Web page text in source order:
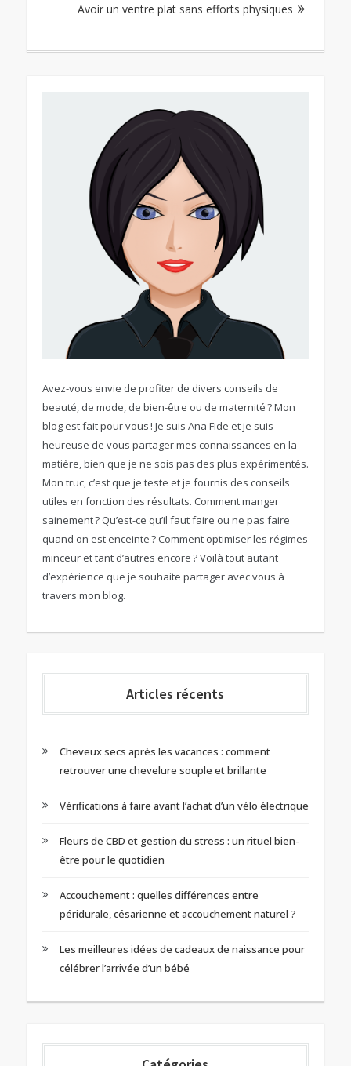
Avoir un ventre plat sans efforts physiques
Avez-vous envie de profiter de divers conseils de
beauté, de mode, de bien-être ou de maternité ? Mon
blog est fait pour vous ! Je suis Ana Fide et je suis
heureuse de vous partager mes connaissances en la
matière, bien que je ne sois pas des plus expérimentés.
Mon truc, c’est que je teste et je fournis des conseils
utiles en fonction des résultats. Comment manger
sainement ? Qu’est-ce qu’il faut faire ou ne pas faire
quand on est enceinte ? Comment optimiser les régimes
minceur et tant d’autres encore ? Voilà tout autant
d’expérience que je souhaite partager avec vous à
travers mon blog.
Articles récents
Cheveux secs après les vacances : comment
retrouver une chevelure souple et brillante
Vérifications à faire avant l’achat d’un vélo électrique
Fleurs de CBD et gestion du stress : un rituel bien-
être pour le quotidien
Accouchement : quelles différences entre
péridurale, césarienne et accouchement naturel ?
Les meilleures idées de cadeaux de naissance pour
célébrer l’arrivée d’un bébé